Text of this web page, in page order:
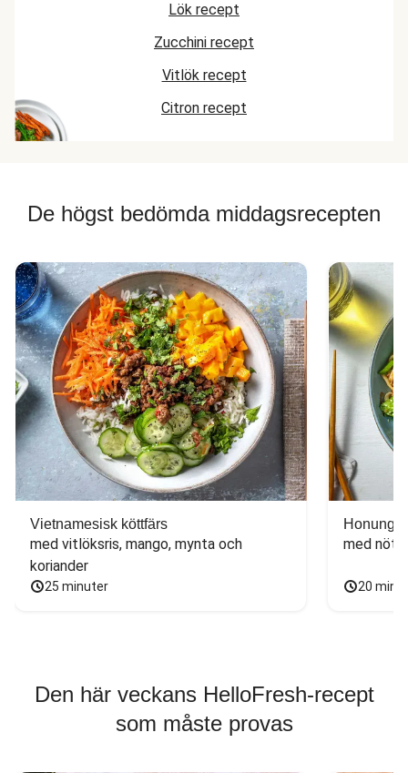
Lök recept
Zucchini recept
Vitlök recept
Citron recept
De högst bedömda middagsrecepten
Vietnamesisk köttfärs
med vitlöksris, mango, mynta och
koriander
25 minuter
med
20
Den här veckans HelloFresh-recept
som måste provas